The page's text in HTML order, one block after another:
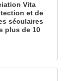
Vita
et de
séculaires
plus de 10